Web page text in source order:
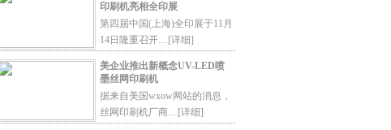
印刷机亮相全印展
第四届中国(上海)全印展于11月
14日隆重召开… [详细]
美企业推出新概念UV-LED喷
墨丝网印刷机
据来自美国wxow网站的消息，
丝网印刷机厂商… [详细]